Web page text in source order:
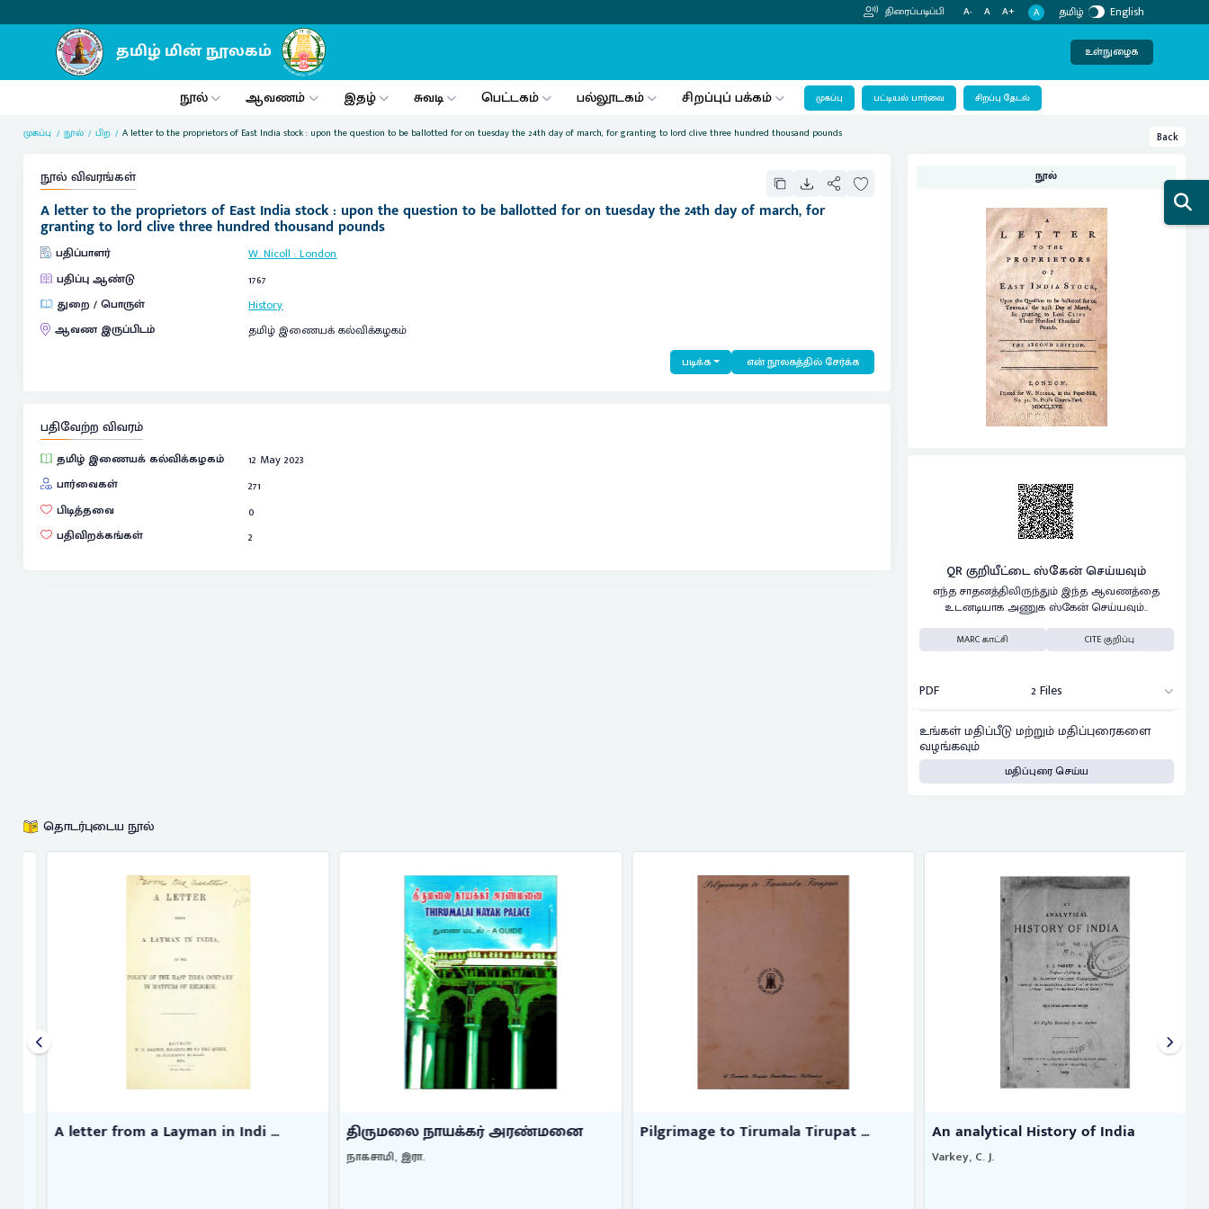
திரைப்படிப்பி A- A A+ A தமிழ் English
உள்நுழைக
நூல் ஆவணம் இதழ் சுவடி பெட்டகம் பல்லூடகம் சிறப்புப் பக்கம் முகப்பு பட்டியல் பார்வை சிறப்பு தேடல்
முகப்பு நூல் பிற A letter to the proprietors of East India stock : upon the question to be ballotted for on tuesday the 24th day of march, for granting to lord clive three hundred thousand pounds Back
நூல் விவரங்கள்
A letter to the proprietors of East India stock : upon the question to be ballotted for on tuesday the 24th day of march, for
granting to lord clive three hundred thousand pounds
பதிப்பாளர் W. Nicoll:London
பதிப்பு ஆண்டு
1767
துறை / பொருள்
History
ஆவண இருப்பிடம்
தமிழ் இணையக் கல்விக்கழகம்
படிக்க என் நூலகத்தில் சேர்க்க
பதிவேற்ற விவரம்
தமிழ் இணையக் கல்விக்கழகம்
12 May 2023
பார்வைகள்
271
பிடித்தவை
0
பதிவிறக்கங்கள்
2
நூல்
QR குறியீட்டை ஸ்கேன் செய்யவும்
எந்த சாதனத்திலிருந்தும் இந்த ஆவணத்தை
உடனடியாக அணுக ஸ்கேன் செய்யவும்..
MARC காட்சி CITE குறிப்பு
PDF 2 Files
உங்கள் மதிப்பீடு மற்றும் மதிப்புரைகளை
வழங்கவும்
மதிப்புரை செய்ய
தொடர்புடைய நூல்
A letter from a Layman in Indi ... திருமலை நாயக்கர் அரண்மனை
நாகசாமி, இரா.
Pilgrimage to Tirumala Tirupat ... An analytical History of India
Varkey, C. J.